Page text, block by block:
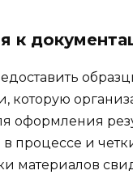
к
которую
оформления
в процессе и
материалов